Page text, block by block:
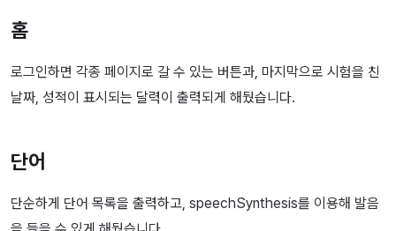
홈
로그인하면 각종 페이지로 갈 수 있는 버튼과, 마지막으로 시험을 친
날짜, 성적이 표시되는 달력이 출력되게 해뒀습니다.
단어
단순하게 단어 목록을 출력하고, speechSynthesis를 이용해 발음